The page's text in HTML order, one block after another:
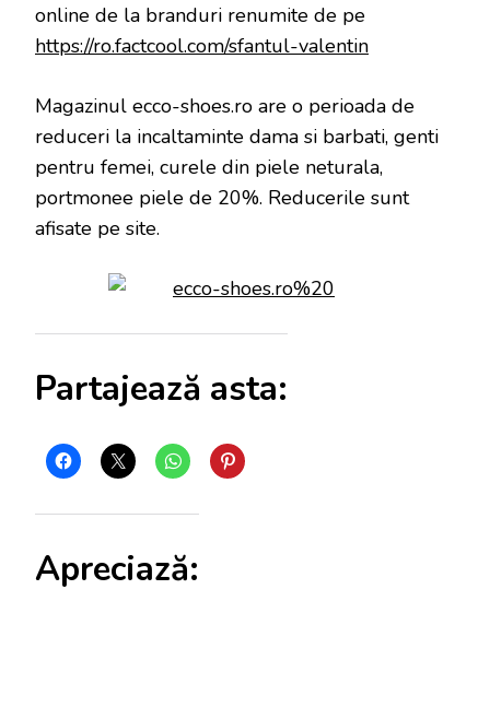
online de la branduri renumite de pe
https://ro.factcool.com/sfantul-valentin
Magazinul ecco-shoes.ro are o perioada de
reduceri la incaltaminte dama si barbati, genti
pentru femei, curele din piele neturala,
portmonee piele de 20%. Reducerile sunt
afisate pe site.
Partajează asta:
Apreciază: